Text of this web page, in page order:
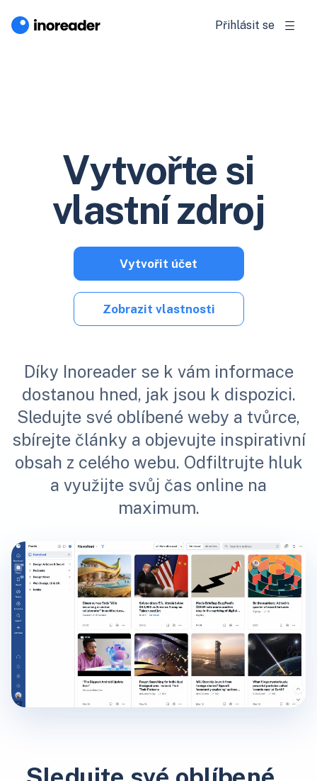
Přihlásit se
Vytvořte si
vlastní zdroj
Díky Inoreader se k vám informace
dostanou hned, jak jsou k dispozici.
Sledujte své oblíbené weby a tvůrce,
sbírejte články a objevujte inspirativní
obsah z celého webu. Odfiltrujte hluk
a využijte svůj čas online na
maximum.
Vytvořit účet
Zobrazit vlastnosti